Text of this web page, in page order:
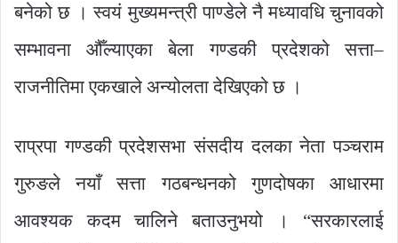
बनेको छ । स्वयं मुख्यमन्त्री पाण्डेले नै मध्यावधि चुनावको
सम्भावना औँल्याएका बेला गण्डकी प्रदेशको सत्ता–
राजनीतिमा एकखाले अन्योलता देखिएको छ ।
राप्रपा गण्डकी प्रदेशसभा संसदीय दलका नेता पञ्चराम
गुरुङले नयाँ सत्ता गठबन्धनको गुणदोषका आधारमा
आवश्यक कदम चालिने बताउनुभयो । “सरकारलाई